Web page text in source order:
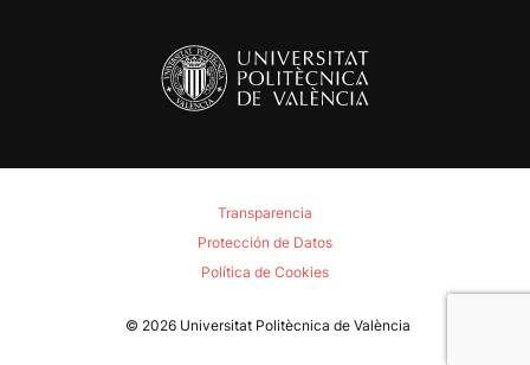
Transparencia
Protección de Datos
Política de Cookies
© 2026 Universitat Politècnica de València